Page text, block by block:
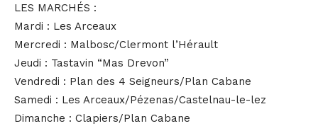
LES MARCHÉS :
Mardi : Les Arceaux
Mercredi : Malbosc/Clermont l’Hérault
Jeudi : Tastavin “Mas Drevon”
Vendredi : Plan des 4 Seigneurs/Plan Cabane
Samedi : Les Arceaux/Pézenas/Castelnau-le-lez
Dimanche : Clapiers/Plan Cabane